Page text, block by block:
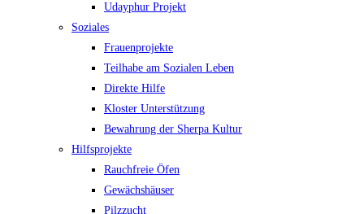
Udayphur Projekt
Soziales
Frauenprojekte
Teilhabe am Sozialen Leben
Direkte Hilfe
Kloster Unterstützung
Bewahrung der Sherpa Kultur
Hilfsprojekte
Rauchfreie Öfen
Gewächshäuser
Pilzzucht